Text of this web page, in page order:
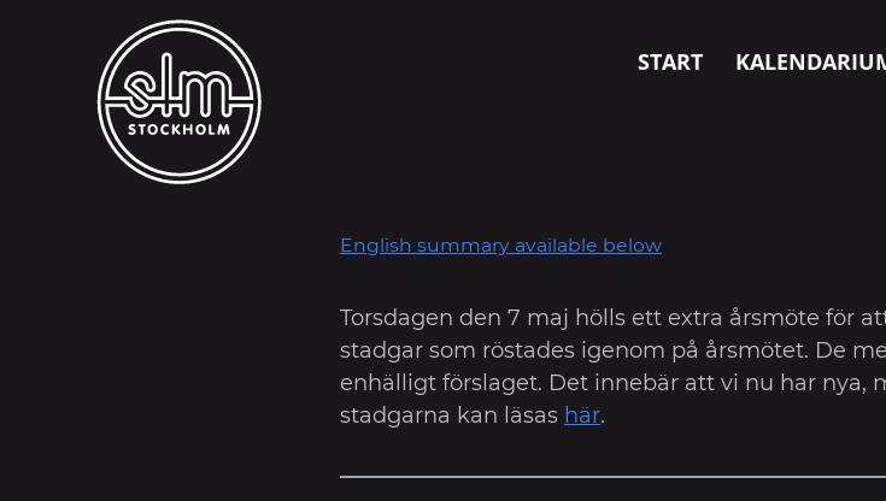
START
English summary available below
Torsdagen den 7 maj hölls ett extra årsmöte för
stadgar som röstades igenom på årsmötet. De
enhälligt förslaget. Det innebär att vi nu har nya,
stadgarna kan läsas här.